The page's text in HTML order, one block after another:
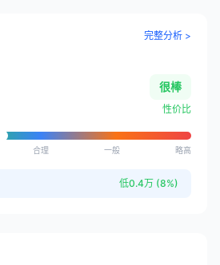
完整分析 >
很棒
性价比
合理 一般 略高
低0.4万 (8%)